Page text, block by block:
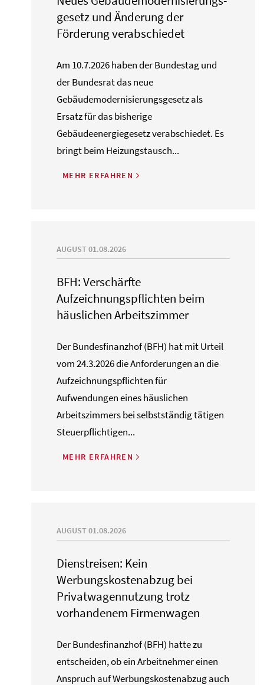
gesetz und Änderung der
Förderung verabschiedet
Am 10.7.2026 haben der Bundestag und
der Bundesrat das neue
Gebäudemodernisierungsgesetz als
Ersatz für das bisherige
Gebäudeenergiegesetz verabschiedet. Es
bringt beim Heizungstausch...
MEHR ERFAHREN
AUGUST 01.08.2026
BFH: Verschärfte
Aufzeichnungspflichten beim
häuslichen Arbeitszimmer
Der Bundesfinanzhof (BFH) hat mit Urteil
vom 24.3.2026 die Anforderungen an die
Aufzeichnungspflichten für
Aufwendungen eines häuslichen
Arbeitszimmers bei selbstständig tätigen
Steuerpflichtigen...
MEHR ERFAHREN
AUGUST 01.08.2026
Dienstreisen: Kein
Werbungskostenabzug bei
Privatwagennutzung trotz
vorhandenem Firmenwagen
Der Bundesfinanzhof (BFH) hatte zu
entscheiden, ob ein Arbeitnehmer einen
Anspruch auf Werbungskostenabzug auch